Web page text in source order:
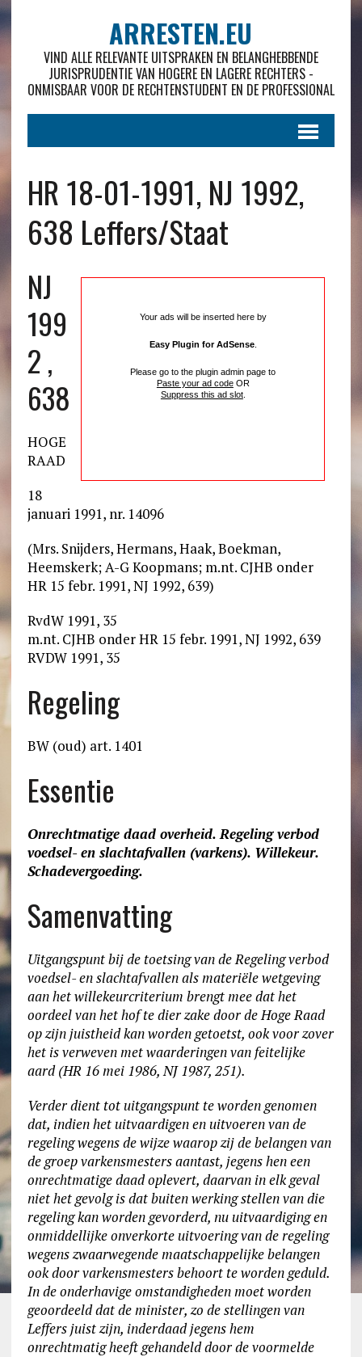
ARRESTEN.EU
VIND ALLE RELEVANTE UITSPRAKEN EN BELANGHEBBENDE
JURISPRUDENTIE VAN HOGERE EN LAGERE RECHTERS -
ONMISBAAR VOOR DE RECHTENSTUDENT EN DE PROFESSIONAL
HR 18-01-1991, NJ 1992,
638 Leffers/Staat
Your ads will be inserted here by
Easy Plugin for AdSense.
Please go to the plugin admin page to
Paste your ad codeOR
Suppress this ad slot.
NJ
199
2 ,
638
HOGE
RAAD
18
januari 1991, nr. 14096
(Mrs. Snijders, Hermans, Haak, Boekman,
Heemskerk; A-G Koopmans; m.nt. CJHB onder
HR 15 febr. 1991, NJ 1992, 639)
RvdW 1991, 35
m.nt. CJHB onder HR 15 febr. 1991, NJ 1992, 639
RVDW 1991, 35
Regeling
BW (oud) art. 1401
Essentie
Onrechtmatige daad overheid. Regeling verbod
voedsel- en slachtafvallen (varkens). Willekeur.
Schadevergoeding.
Samenvatting
Uitgangspunt bij de toetsing van de Regeling verbod
voedsel- en slachtafvallen als materiële wetgeving
aan het willekeurcriterium brengt mee dat het
oordeel van het hof te dier zake door de Hoge Raad
op zijn juistheid kan worden getoetst, ook voor zover
het is verweven met waarderingen van feitelijke
aard (HR 16 mei 1986, NJ 1987, 251).
Verder dient tot uitgangspunt te worden genomen
dat, indien het uitvaardigen en uitvoeren van de
regeling wegens de wijze waarop zij de belangen van
de groep varkensmesters aantast, jegens hen een
onrechtmatige daad oplevert, daarvan in elk geval
niet het gevolg is dat buiten werking stellen van die
regeling kan worden gevorderd, nu uitvaardiging en
onmiddellijke onverkorte uitvoering van de regeling
wegens zwaarwegende maatschappelijke belangen
ook door varkensmesters behoort te worden geduld.
In de onderhavige omstandigheden moet worden
geoordeeld dat de minister, zo de stellingen van
Leffers juist zijn, inderdaad jegens hem
onrechtmatig heeft gehandeld door de voormelde